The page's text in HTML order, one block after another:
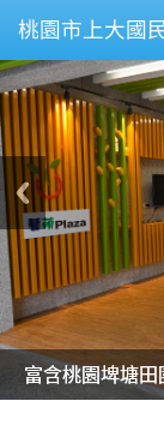
桃園市上大國
美麗的操場是我
美麗的操場是我
煥然一新的小司
煥然一新的小司
富含桃園埤塘
富含桃園埤塘
嶄新的中庭廣場
嶄新的中庭廣場
水生池生生不息
水生池生生不息